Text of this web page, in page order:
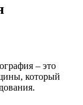
– это
который